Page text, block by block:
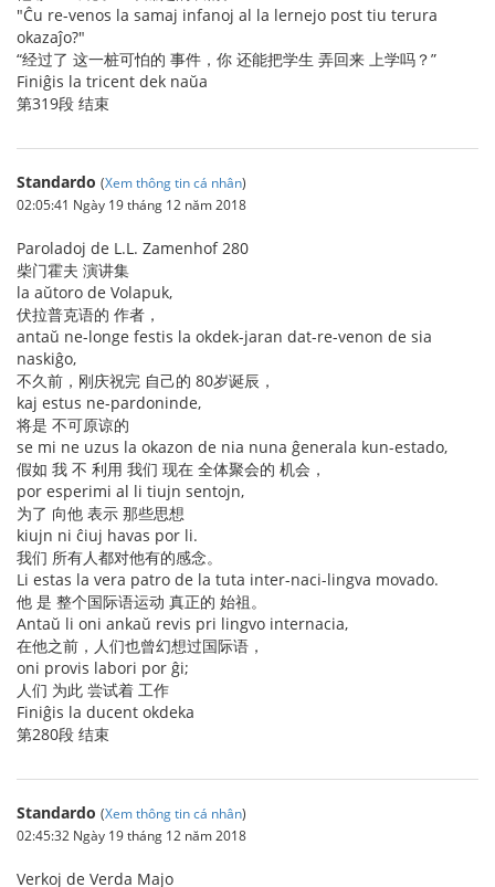
"Ĉu re-venos la samaj infanoj al la lernejo post tiu terura
okazaĵo?"
“经过了 这一桩可怕的 事件，你 还能把学生 弄回来 上学吗？”
Finiĝis la tricent dek naŭa
第319段 结束
Standardo (Xem thông tin cá nhân)
02:05:41 Ngày 19 tháng 12 năm 2018
Paroladoj de L.L. Zamenhof 280
柴门霍夫 演讲集
la aŭtoro de Volapuk,
伏拉普克语的 作者，
antaŭ ne-longe festis la okdek-jaran dat-re-venon de sia
naskiĝo,
不久前，刚庆祝完 自己的 80岁诞辰，
kaj estus ne-pardoninde,
将是 不可原谅的
se mi ne uzus la okazon de nia nuna ĝenerala kun-estado,
假如 我 不 利用 我们 现在 全体聚会的 机会，
por esperimi al li tiujn sentojn,
为了 向他 表示 那些思想
kiujn ni ĉiuj havas por li.
我们 所有人都对他有的感念。
Li estas la vera patro de la tuta inter-naci-lingva movado.
他 是 整个国际语运动 真正的 始祖。
Antaŭ li oni ankaŭ revis pri lingvo internacia,
在他之前，人们也曾幻想过国际语，
oni provis labori por ĝi;
人们 为此 尝试着 工作
Finiĝis la ducent okdeka
第280段 结束
Standardo (Xem thông tin cá nhân)
02:45:32 Ngày 19 tháng 12 năm 2018
Verkoj de Verda Majo